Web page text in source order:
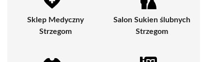
Sklep Medyczny
Strzegom
Salon Sukien ślubnych
Strzegom